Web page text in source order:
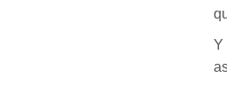
Y